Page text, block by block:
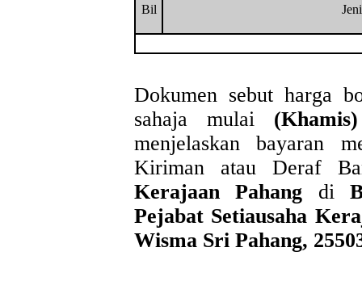
Bil
Dokumen sebut harga
sahaja mulai
menjelaskan bayaran
Kiriman atau Deraf
Kerajaan Pahang di
Pejabat Setiausaha
Wisma Sri Pahang,